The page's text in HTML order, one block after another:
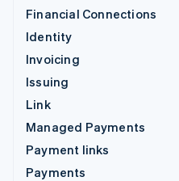
Financial Connections
Identity
Invoicing
Issuing
Link
Managed Payments
Payment links
Payments